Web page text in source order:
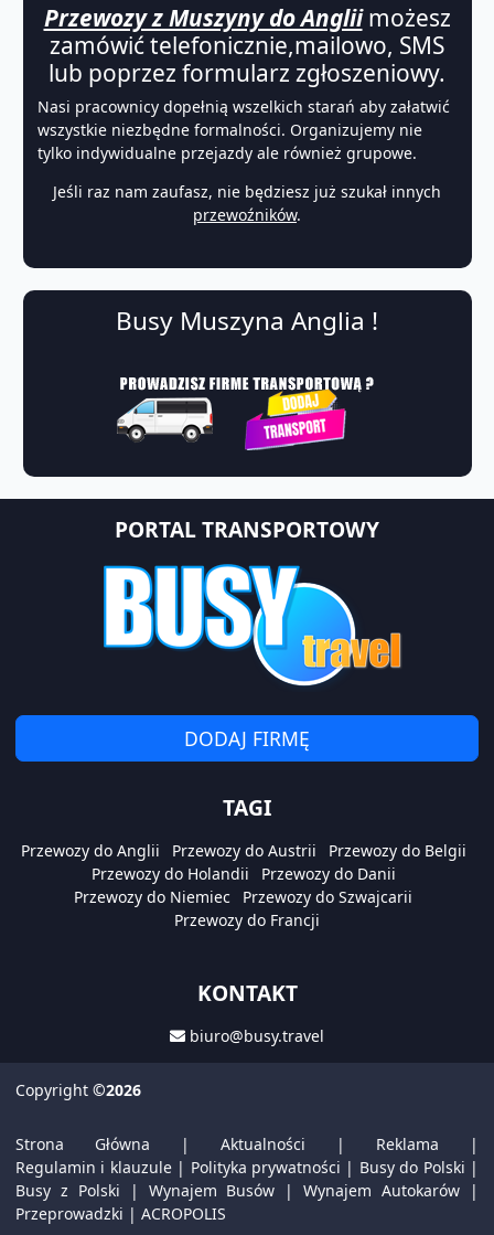
Przewozy z Muszyny do Angliimożesz
zamówić telefonicznie,mailowo, SMS
lub poprzez formularz zgłoszeniowy.
Nasi pracownicy dopełnią wszelkich starań aby załatwić
wszystkie niezbędne formalności. Organizujemy nie
tylko indywidualne przejazdy ale również grupowe.
Jeśli raz nam zaufasz, nie będziesz już szukał innych
przewoźników.
Busy Muszyna Anglia !
PORTAL TRANSPORTOWY
DODAJ FIRMĘ
TAGI
Przewozy do Anglii Przewozy do Austrii
Przewozy do Belgii
Przewozy do Holandii
Przewozy do Danii
Przewozy do Niemiec
Przewozy do Szwajcarii
Przewozy do Francji
KONTAKT
biuro@busy.travel
Copyright ©2026
Strona Główna | Aktualności | Reklama |
Regulamin i klauzule| Polityka prywatności | Busy do Polski |
Busy z Polski | Wynajem Busów |Wynajem Autokarów |
Przeprowadzki | ACROPOLIS